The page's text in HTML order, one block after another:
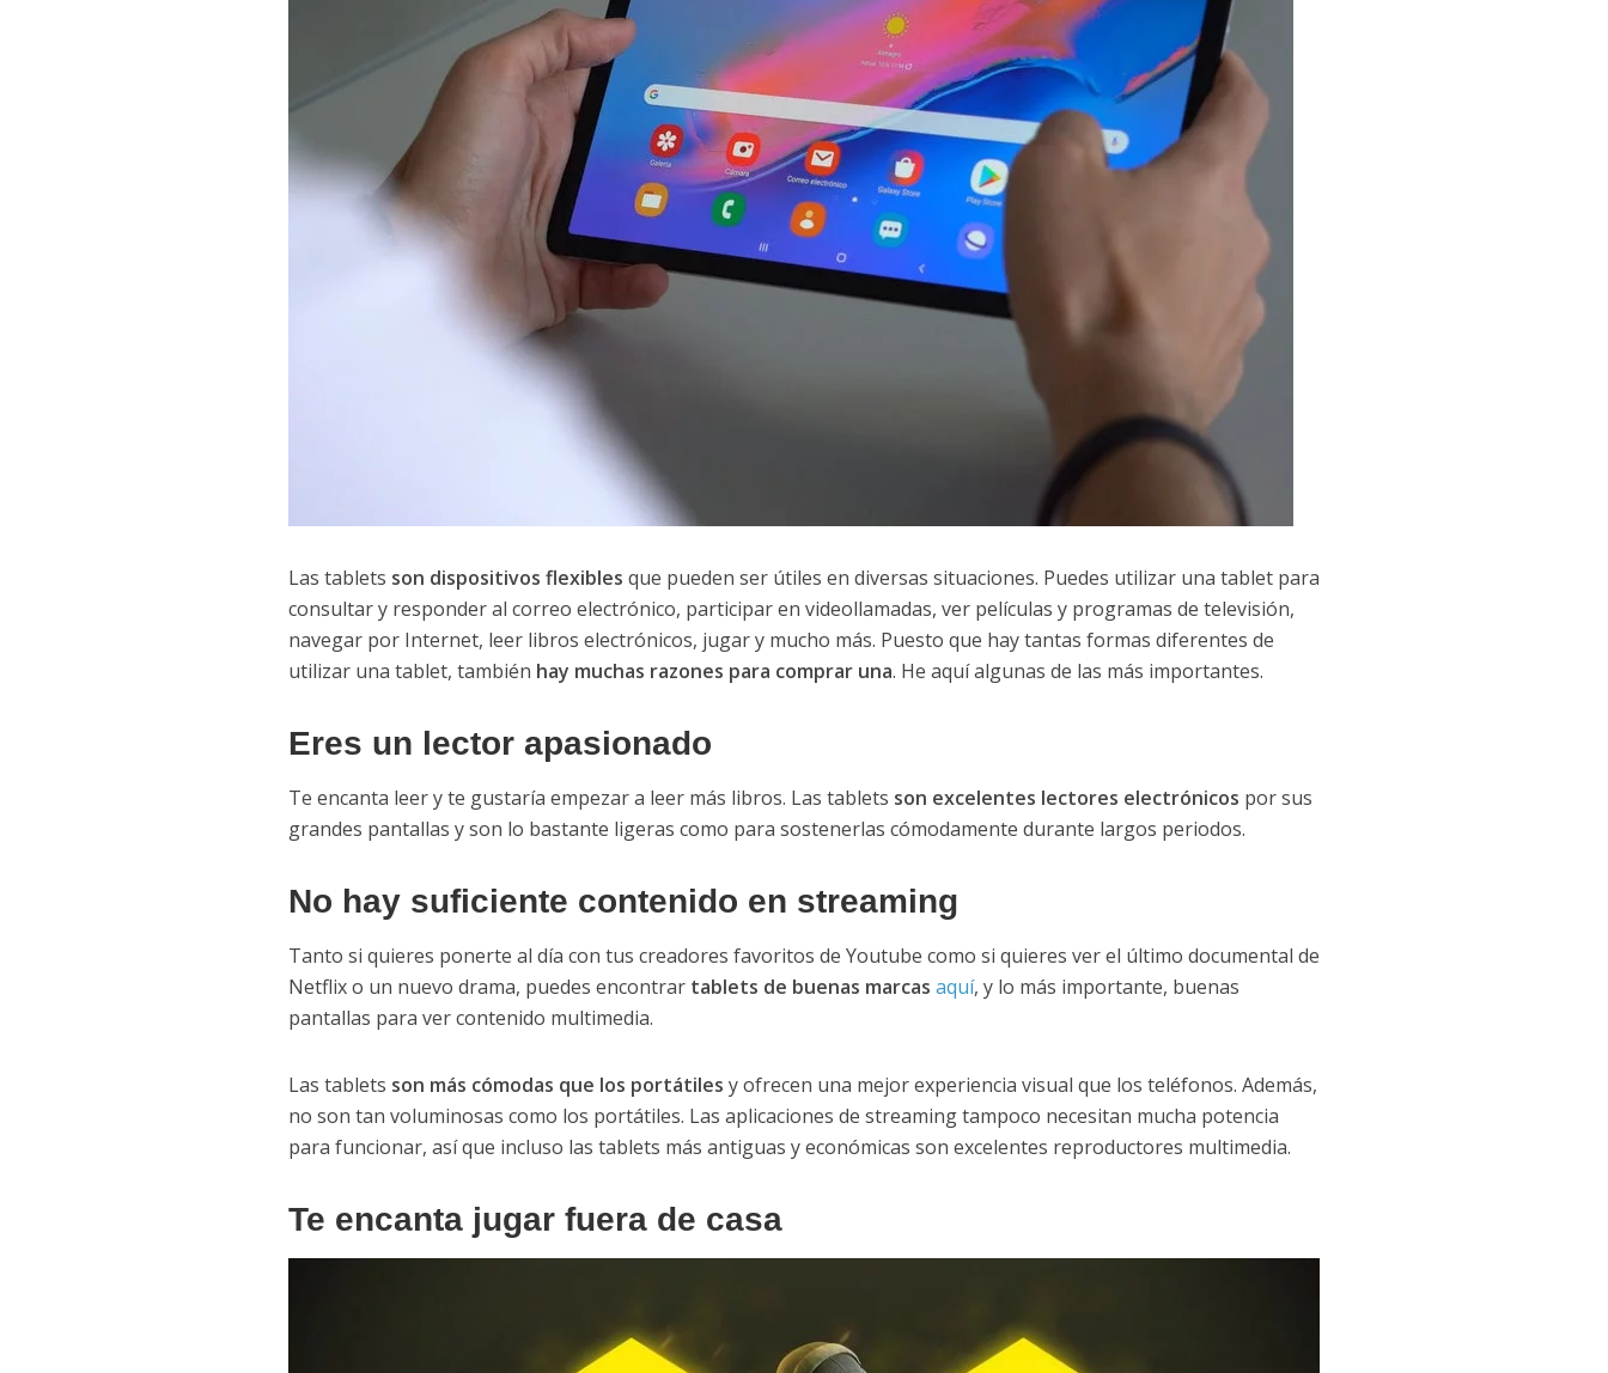
Las tablets son dispositivos flexibles que pueden ser útiles en diversas situaciones. Puedes utilizar una tablet para
consultar y responder al correo electrónico, participar en videollamadas, ver películas y programas de televisión,
navegar por Internet, leer libros electrónicos, jugar y mucho más. Puesto que hay tantas formas diferentes de
utilizar una tablet, también hay muchas razones para comprar una. He aquí algunas de las más importantes.
Eres un lector apasionado
Te encanta leer y te gustaría empezar a leer más libros. Las tablets son excelentes lectores electrónicos por sus
grandes pantallas y son lo bastante ligeras como para sostenerlas cómodamente durante largos periodos.
No hay suficiente contenido en streaming
Tanto si quieres ponerte al día con tus creadores favoritos de Youtube como si quieres ver el último documental de
Netflix o un nuevo drama, puedes encontrar tablets de buenas marcas aquí, y lo más importante, buenas
pantallas para ver contenido multimedia.
Las tablets son más cómodas que los portátiles y ofrecen una mejor experiencia visual que los teléfonos. Además,
no son tan voluminosas como los portátiles. Las aplicaciones de streaming tampoco necesitan mucha potencia
para funcionar, así que incluso las tablets más antiguas y económicas son excelentes reproductores multimedia.
Te encanta jugar fuera de casa